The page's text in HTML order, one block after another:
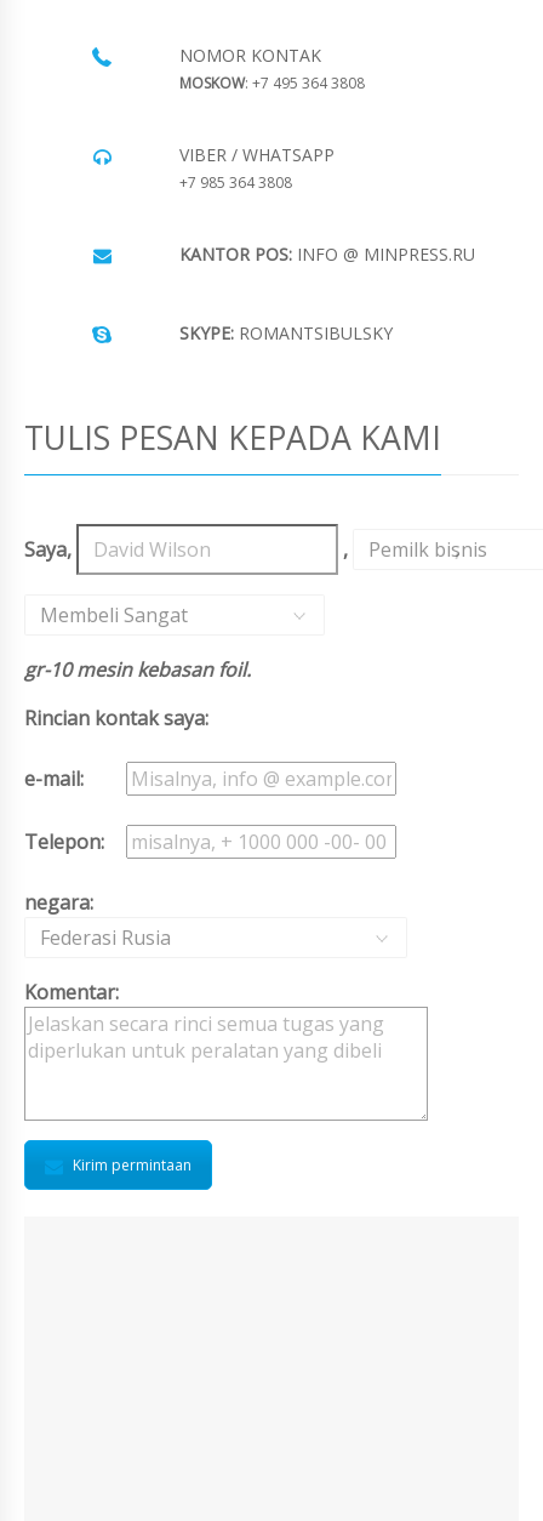
NOMOR KONTAK
MOSKOW: +7 495 364 3808
VIBER / WHATSAPP
+7 985 364 3808
KANTOR POS: INFO @ MINPRESS.RU
SKYPE: ROMANTSIBULSKY
TULIS PESAN KEPADA KAMI
Saya, , Pemilk bisnis
,
Membeli Sangat
gr-10 mesin kebasan foil.
Rincian kontak saya:
e-mail:
Telepon:
negara:
Federasi Rusia
Komentar:
Kirim permintaan